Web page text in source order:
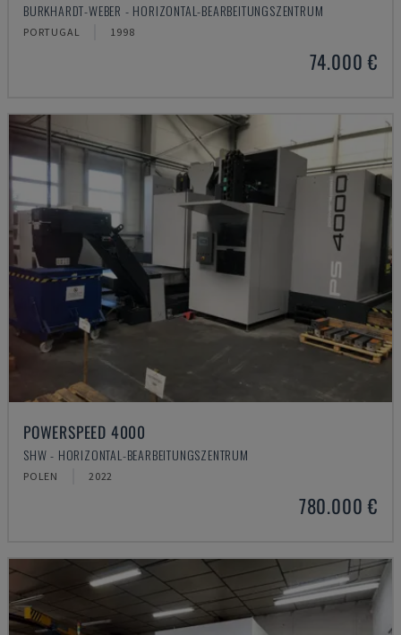
BURKHARDT-WEBER - HORIZONTAL-BEARBEITUNGSZENTRUM
PORTUGAL 1998
74.000 €
POWERSPEED 4000
SHW - HORIZONTAL-BEARBEITUNGSZENTRUM
POLEN 2022
780.000 €